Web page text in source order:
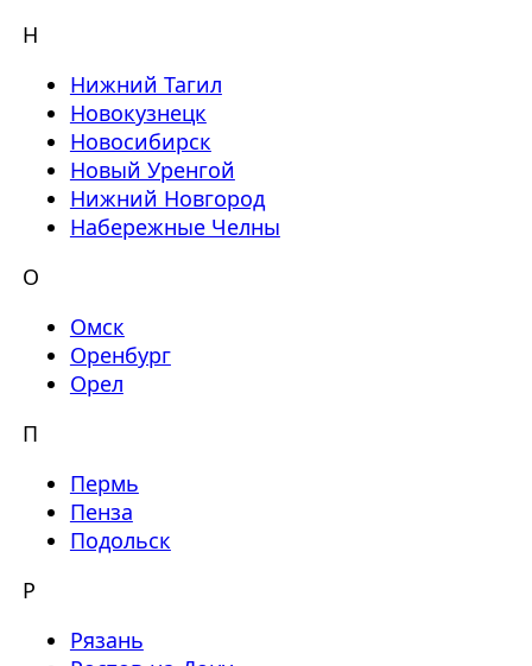
Н
Нижний Тагил
Новокузнецк
Новосибирск
Новый Уренгой
Нижний Новгород
Набережные Челны
О
Омск
Оренбург
Орел
П
Пермь
Пенза
Подольск
Р
Рязань